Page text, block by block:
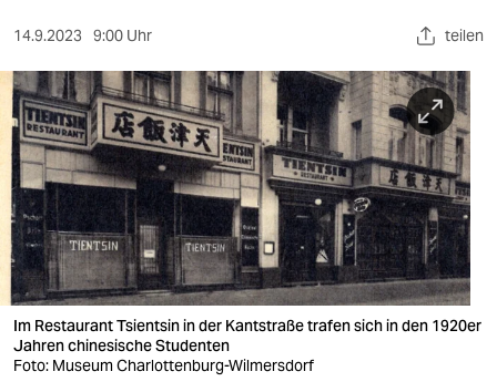
sport
berlin
nord
wahrheit
verlag
verlag
veranstaltungen
14.9.2023 9:00 Uhr teilen
Im Restaurant Tsientsin in der Kantstraße trafen sich in den 1920er
Jahren chinesische Studenten
Foto: Museum Charlottenburg-Wilmersdorf